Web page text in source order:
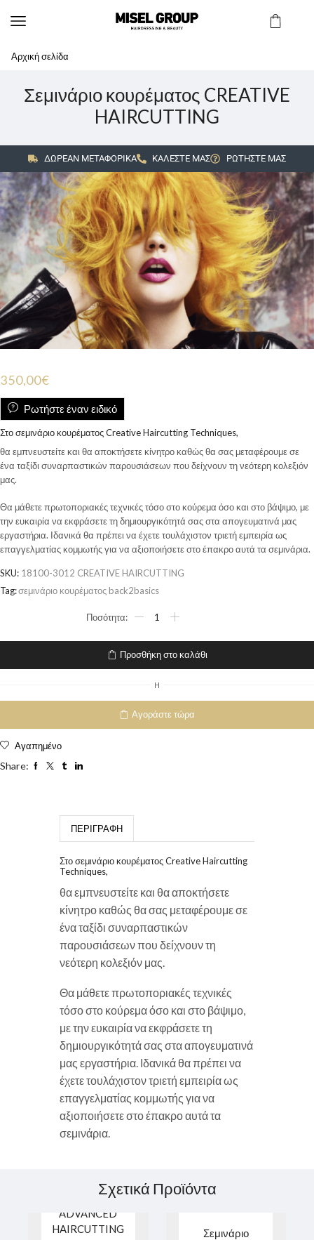
Αρχική σελίδα
Σεμινάριο κουρέματος CREATIVE
HAIRCUTTING
ΔΩΡΕΑΝ ΜΕΤΑΦΟΡΙΚΑ ΚΑΛΕΣΤΕ ΜΑΣ ΡΩΤΗΣΤΕ ΜΑΣ
350,00€
Ρωτήστε έναν ειδικό
Στο σεμινάριο κουρέματος Creative Haircutting Techniques,
θα εμπνευστείτε και θα αποκτήσετε κίνητρο καθώς θα σας μεταφέρουμε σε
ένα ταξίδι συναρπαστικών παρουσιάσεων που δείχνουν τη νεότερη κολεξιόν
μας.
Θα μάθετε πρωτοποριακές τεχνικές τόσο στο κούρεμα όσο και στο βάψιμο, με
την ευκαιρία να εκφράσετε τη δημιουργικότητά σας στα απογευματινά μας
εργαστήρια. Ιδανικά θα πρέπει να έχετε τουλάχιστον τριετή εμπειρία ως
επαγγελματίας κομμωτής για να αξιοποιήσετε στο έπακρο αυτά τα σεμινάρια.
SKU: 18100-3012 CREATIVE HAIRCUTTING
Tag:σεμινάριο κουρέματος back2basics
Προσθήκη στο καλάθι
H
Αγοράστε τώρα
Αγαπημένο
Share:
ΠΕΡΙΓΡΑΦΉ
Στο σεμινάριο κουρέματος Creative Haircutting
Techniques,
θα εμπνευστείτε και θα αποκτήσετε
κίνητρο καθώς θα σας μεταφέρουμε σε
ένα ταξίδι συναρπαστικών
παρουσιάσεων που δείχνουν τη
νεότερη κολεξιόν μας.
Θα μάθετε πρωτοποριακές τεχνικές
τόσο στο κούρεμα όσο και στο βάψιμο,
με την ευκαιρία να εκφράσετε τη
δημιουργικότητά σας στα απογευματινά
μας εργαστήρια. Ιδανικά θα πρέπει να
έχετε τουλάχιστον τριετή εμπειρία ως
επαγγελματίας κομμωτής για να
αξιοποιήσετε στο έπακρο αυτά τα
σεμινάρια.
Σχετικά Προϊόντα
Σεμινάριο
κουρέματος
ADVANCED
HAIRCUTTING
Σεμινάριο